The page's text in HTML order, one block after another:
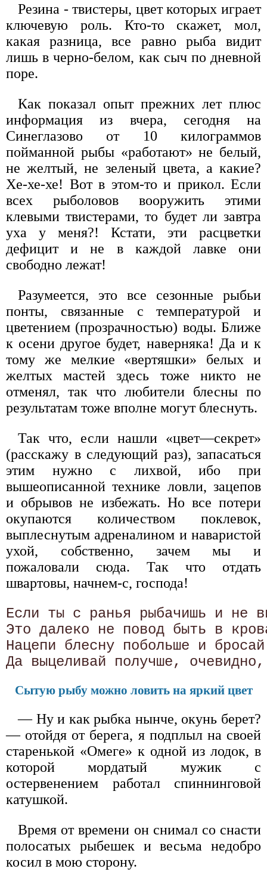
Резина - твистеры, цвет которых играет
ключевую роль. Кто-то скажет, мол,
какая разница, все равно рыба видит
лишь в черно-белом, как сыч по дневной
поре.
Как показал опыт прежних лет плюс
информация из вчера, сегодня на
Синеглазово от 10 килограммов
пойманной рыбы «работают» не белый,
не желтый, не зеленый цвета, а какие?
Хе-хе-хе! Вот в этом-то и прикол. Если
всех рыболовов вооружить этими
клевыми твистерами, то будет ли завтра
уха у меня?! Кстати, эти расцветки
дефицит и не в каждой лавке они
свободно лежат!
Разумеется, это все сезонные рыбьи
понты, связанные с температурой и
цветением (прозрачностью) воды. Ближе
к осени другое будет, наверняка! Да и к
тому же мелкие «вертяшки» белых и
желтых мастей здесь тоже никто не
отменял, так что любители блесны по
результатам тоже вполне могут блеснуть.
Так что, если нашли «цвет—секрет»
(расскажу в следующий раз), запасаться
этим нужно с лихвой, ибо при
вышеописанной технике ловли, зацепов
и обрывов не избежать. Но все потери
окупаются количеством поклевок,
выплеснутым адреналином и наваристой
ухой, собственно, зачем мы и
пожаловали сюда. Так что отдать
швартовы, начнем-с, господа!
Если ты с ранья рыбачишь и не
Это далеко не повод быть в
Нацепи блесну побольше и
Сытую рыбу можно ловить на яркий цвет
— Ну и как рыбка нынче, окунь берет?
— отойдя от берега, я подплыл на своей
старенькой «Омеге» к одной из лодок, в
которой мордатый мужик с
остервенением работал спиннинговой
катушкой.
Время от времени он снимал со снасти
полосатых рыбешек и весьма недобро
косил в мою сторону.